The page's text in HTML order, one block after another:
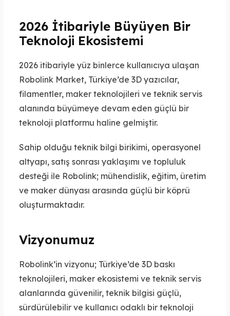
2026 İtibariyle Büyüyen Bir
Teknoloji Ekosistemi
2026 itibariyle yüz binlerce kullanıcıya ulaşan
Robolink Market, Türkiye’de 3D yazıcılar,
filamentler, maker teknolojileri ve teknik servis
alanında büyümeye devam eden güçlü bir
teknoloji platformu haline gelmiştir.
Sahip olduğu teknik bilgi birikimi, operasyonel
altyapı, satış sonrası yaklaşımı ve topluluk
desteği ile Robolink; mühendislik, eğitim, üretim
ve maker dünyası arasında güçlü bir köprü
oluşturmaktadır.
Vizyonumuz
Robolink’in vizyonu; Türkiye’de 3D baskı
teknolojileri, maker ekosistemi ve teknik servis
alanlarında güvenilir, teknik bilgisi güçlü,
sürdürülebilir ve kullanıcı odaklı bir teknoloji